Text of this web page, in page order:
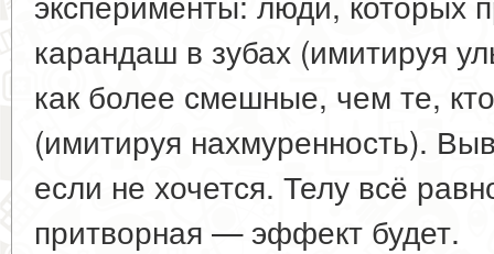
карандаш в зубах (имитируя
как более смешные, чем те,
(имитируя нахмуренность).
если не хочется. Телу всё
притворная — эффект будет.